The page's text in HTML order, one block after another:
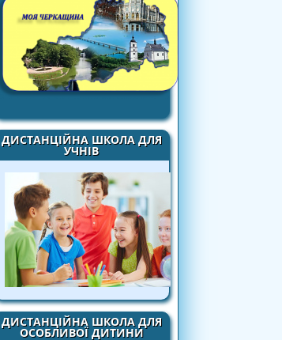
ДИСТАНЦІЙНА ШКОЛА ДЛЯ
УЧНІВ
ДИСТАНЦІЙНА ШКОЛА ДЛЯ
ОСОБЛИВОЇ ДИТИНИ